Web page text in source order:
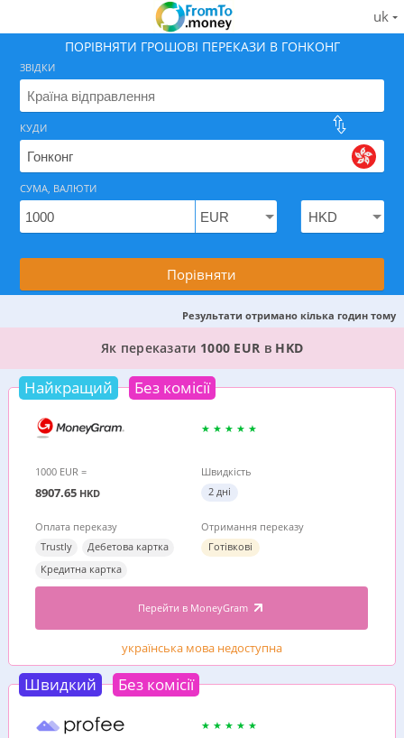
uk
ПОРІВНЯТИ ГРОШОВІ ПЕРЕКАЗИ В ГОНКОНГ
Знайдіть найкращий спосіб як відправити гроші в
ЗВІДКИ
КУДИ
СУМА, ВАЛЮТИ
Порівняти
Результати отримано кілька годин тому
8 КРАЩИХ ВАРІАНТІВ, ДЕ МОЖНА
Як переказати 1000 EUR в HKD
Найкращий Без комісії
1000 EUR =
8907.65 HKD
Швидкість
2 дні
Оплата переказу
Trustly
Дебетова картка
Кредитна картка
Отримання переказу
Готівкові
Перейти в MoneyGram
українська мова недоступна
Швидкий Без комісії